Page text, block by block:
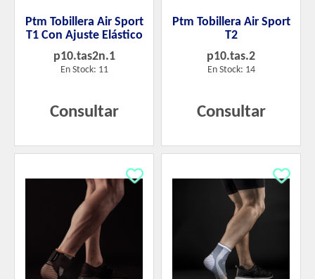
Ptm Tobillera Air Sport
T1 Con Ajuste Elástico
p10.tas2n.1
En Stock: 11
Consultar
Ptm Tobillera Air Sport
T2
p10.tas.2
En Stock: 14
Consultar